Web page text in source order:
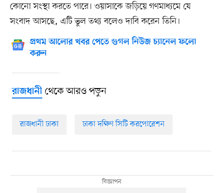
কোনো সংস্থা করতে পারে। ওয়াসাকে জড়িয়ে গণমাধ্যমে যে
সংবাদ আসছে, এটি ভুল তথ্য বলেও দাবি করেন তিনি।
প্রথম আলোর খবর পেতে গুগল নিউজ চ্যানেল ফলো
করুন
রাজধানীথেকে আরও পড়ুন
রাজধানী ঢাকা ঢাকা দক্ষিণ সিটি করপোরেশন